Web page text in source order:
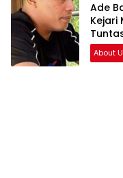
Ade
Kejari
Pihak
About